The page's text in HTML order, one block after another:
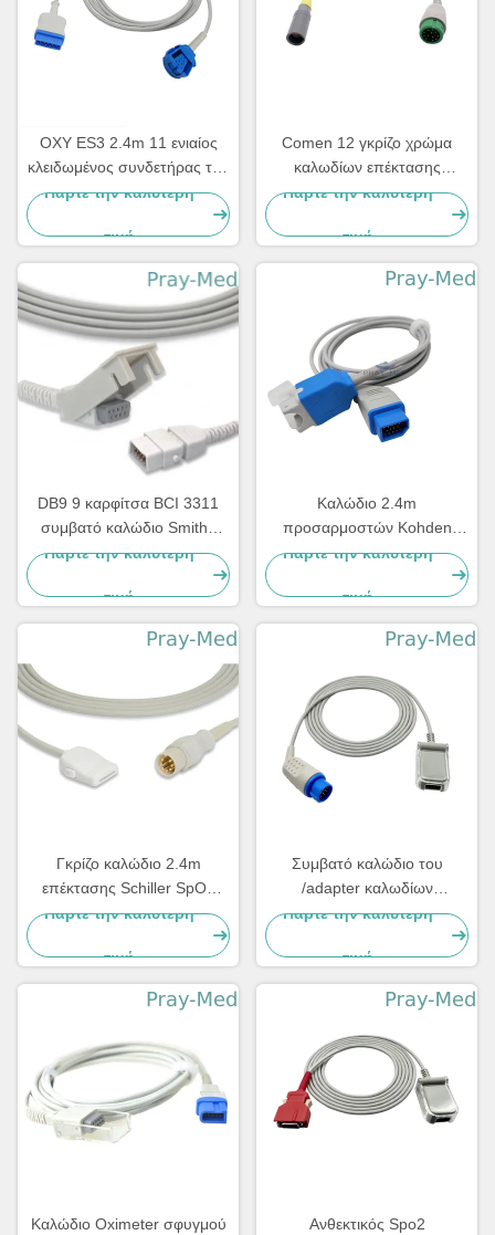
OXY ES3 2.4m 11 ενιαίος
κλειδωμένος συνδετήρας της
Γερμανίας καλωδίων
επέκτασης καρφιτσών Spo2
Πάρτε την καλύτερη
τιμή
Comen 12 γκρίζο χρώμα
καλωδίων επέκτασης
αισθητήρων καλωδίων Spo2
προσαρμοστών καρφιτσών
Spo2
Πάρτε την καλύτερη
τιμή
DB9 9 καρφίτσα BCI 3311
συμβατό καλώδιο Smiths
επέκτασης Spo2 ιατρικό
Πάρτε την καλύτερη
τιμή
Καλώδιο 2.4m
προσαρμοστών Kohden
Spo2 Nihon 14 σακάκι
Πάρτε την καλύτερη
τιμή
Γκρίζο καλώδιο 2.4m
επέκτασης Schiller SpO2
συνδετήρας καρφιτσών 8 8ft
Πάρτε την καλύτερη
τιμή
Συμβατό καλώδιο του
/adapter καλωδίων
επέκτασης Biolight
M9500/M9000/M7000/M8000
με 12pin
Πάρτε την καλύτερη
τιμή
Καλώδιο Oximeter σφυγμού
Ανθεκτικός Spo2